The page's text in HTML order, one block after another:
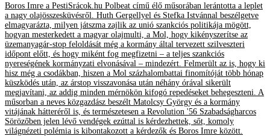
Boros Imre a PestiSrácok.hu Polbeat című élő műsorában lerántotta a leplet
a nagy olajösszesküvésről. Huth Gergellyel és Stefka Istvánnal beszélgetve
elmagyarázta, milyen játszma zajlik az unió szankciós politikája mögött,
hogyan mesterkedett a magyar olajmulti, a Mol, hogy kikényszerítse az
üzemanyagár-stop feloldását még a kormány által tervezett szilveszteri
időpont előtt, és hogy miként fog megfizetni – a teljes szankciós
nyereségének kormányzati elvonásával – mindezért. Felmerült az is, hogy ki
hisz még a csodákban, hiszen a Mol százhalombattai finomítóját több hónap
küszködés után, az árstop visszavonása után néhány órával sikerült
megjavítani, az addig minden mérnökön kifogó repedéseket behegeszteni. A
műsorban a neves közgazdász beszélt Matolcsy György és a kormány
vitájának hátteréről is, és természetesen a Revolution '56 Szabadságharcos
Sörözőben jelen lévő vendégek ezúttal is kérdezhettek, sőt, komoly
világnézeti polémia is kibontakozott a kérdezők és Boros Imre között.